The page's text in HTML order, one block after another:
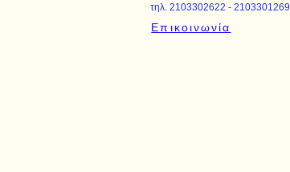
τηλ. 2103302622 - 2103301269
Επικοινωνία